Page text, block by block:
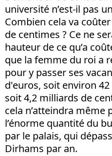
université n’est-il pas
Combien cela va
de centimes ? Ce ne
hauteur de ce qu’a
que la femme du roi a
pour y passer ses
d'euros, soit environ
soit 4,2 milliards de
cela n’atteindra même
l’énorme quantité du
par le palais, qui
Dirhams par an.